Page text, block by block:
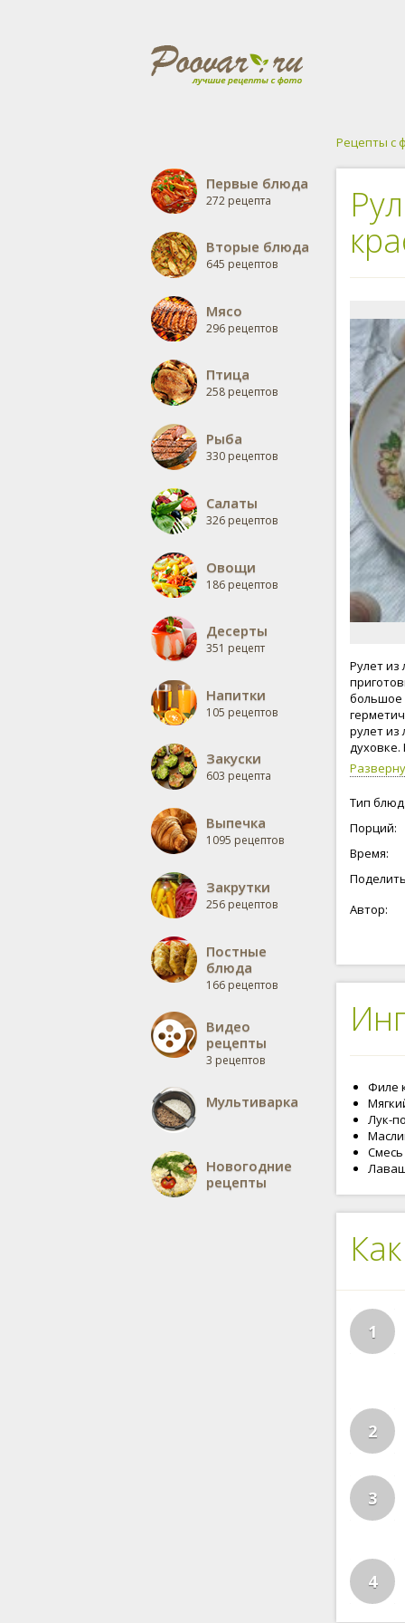
Первые блюда
272 рецепта
Вторые блюда
645 рецептов
Мясо
296 рецептов
Птица
258 рецептов
Рыба
330 рецептов
Салаты
326 рецептов
Овощи
186 рецептов
Десерты
351 рецепт
Напитки
105 рецептов
Закуски
603 рецепта
Выпечка
1095 рецептов
Закрутки
256 рецептов
Постные
блюда
166 рецептов
Видео
рецепты
3 рецептов
Мультиварка
Новогодние
рецепты
Рецепты с
Рулет из
большое
рулет
Тип
Порций:
Время:
Автор:
Филе
Лук-
Смесь
1
2
3
4